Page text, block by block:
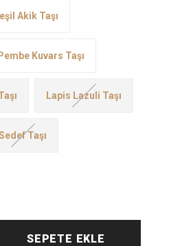
Akik Taşı
Kuvars Taşı
Lapis Lazuli Taşı
Taşı
SEPETE EKLE